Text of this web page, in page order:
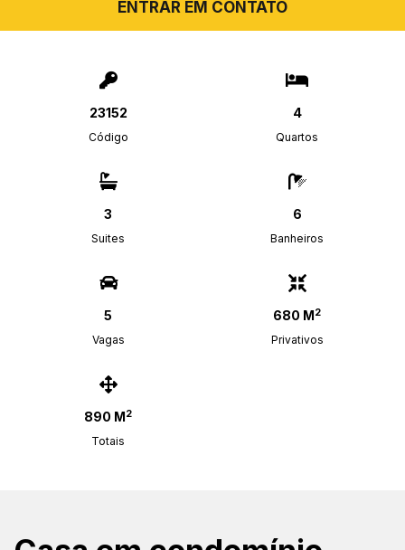
ENTRAR EM CONTATO
23152
Código
4
Quartos
3
Suites
6
Banheiros
5
Vagas
680 M2
Privativos
890 M2
Totais